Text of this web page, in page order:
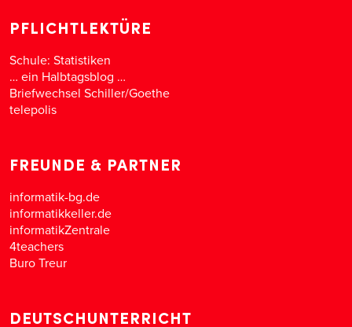
PFLICHTLEKTÜRE
Schule: Statistiken
… ein Halbtagsblog …
Briefwechsel Schiller/Goethe
telepolis
FREUNDE & PARTNER
informatik-bg.de
informatikkeller.de
informatikZentrale
4teachers
Buro Treur
DEUTSCHUNTERRICHT